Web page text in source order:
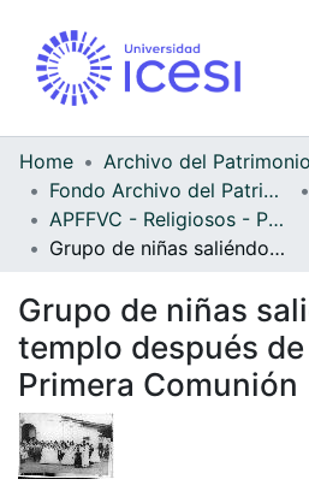
Home
Fondo Archivo del Patrimonio Fotográfico y Fílmico del Valle del Cauca
APFFVC - Religiosos - Patrimonial
Grupo de niñas saliéndo del templo después de recibir la Primera Comunión
Grupo de niñas
templo después
Primera Comunión